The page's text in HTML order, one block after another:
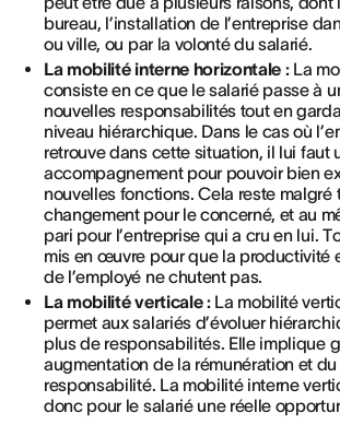
bureau, l’installation de l’entreprise
ou ville, ou par la volonté du salarié.
La mobilité interne horizontale :La
consiste en ce que le salarié passe à
nouvelles responsabilités tout en
niveau hiérarchique. Dans le cas où
retrouve dans cette situation, il lui faut
accompagnement pour pouvoir bien
nouvelles fonctions. Cela reste malgré
changement pour le concerné, et au
pari pour l’entreprise qui a cru en lui.
mis en œuvre pour que la productivité
de l’employé ne chutent pas.
La mobilité verticale :La mobilité
permet aux salariés d’évoluer
plus de responsabilités. Elle implique
augmentation de la rémunération et
responsabilité. La mobilité interne
donc pour le salarié une réelle